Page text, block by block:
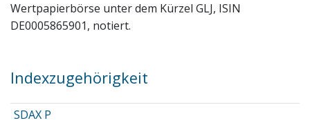
Wertpapierbörse unter dem Kürzel GLJ, ISIN
DE0005865901, notiert.
Indexzugehörigkeit
SDAX P